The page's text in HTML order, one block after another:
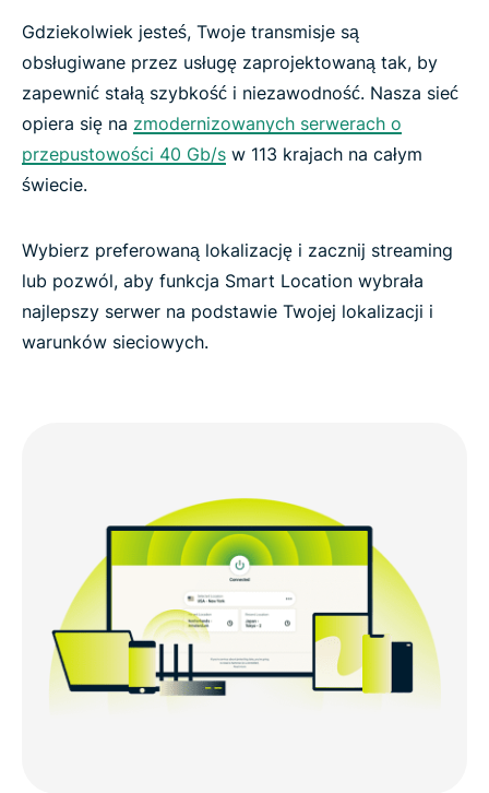
Gdziekolwiek jesteś, Twoje transmisje są
obsługiwane przez usługę zaprojektowaną tak, by
zapewnić stałą szybkość i niezawodność. Nasza sieć
opiera się na zmodernizowanych serwerach o
przepustowości 40 Gb/s w 113 krajach na całym
świecie.
Wybierz preferowaną lokalizację i zacznij streaming
lub pozwól, aby funkcja Smart Location wybrała
najlepszy serwer na podstawie Twojej lokalizacji i
warunków sieciowych.